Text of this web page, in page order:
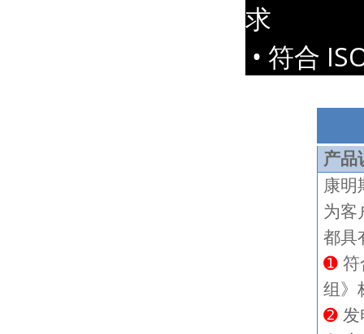
求
• 符合
产品
康明
为客
都具
➊ 符
组》
➋ 发